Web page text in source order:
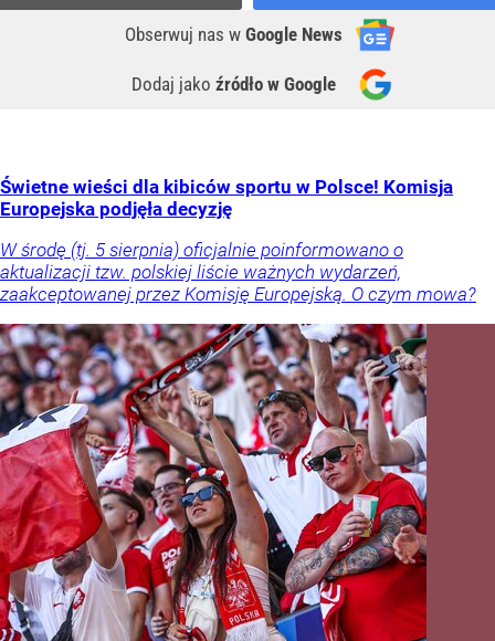
Obserwuj nas w Google News
Dodaj jako źródło w Google
Świetne wieści dla kibiców sportu w Polsce! Komisja
Europejska podjęła decyzję
W środę (tj. 5 sierpnia) oficjalnie poinformowano o
aktualizacji tzw. polskiej liście ważnych wydarzeń,
zaakceptowanej przez Komisję Europejską. O czym mowa?